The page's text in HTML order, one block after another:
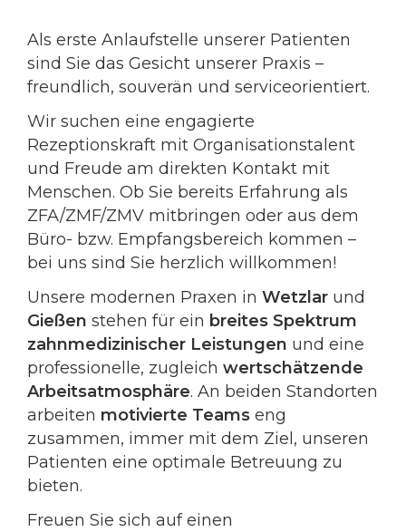
Als erste Anlaufstelle unserer Patienten
sind Sie das Gesicht unserer Praxis –
freundlich, souverän und serviceorientiert.
Wir suchen eine engagierte
Rezeptionskraft mit Organisationstalent
und Freude am direkten Kontakt mit
Menschen. Ob Sie bereits Erfahrung als
ZFA/ZMF/ZMV mitbringen oder aus dem
Büro- bzw. Empfangsbereich kommen –
bei uns sind Sie herzlich willkommen!
Unsere modernen Praxen in Wetzlar und
Gießen stehen für ein breites Spektrum
zahnmedizinischer Leistungen und eine
professionelle, zugleich wertschätzende
Arbeitsatmosphäre. An beiden Standorten
arbeiten motivierte Teams eng
zusammen, immer mit dem Ziel, unseren
Patienten eine optimale Betreuung zu
bieten.
Freuen Sie sich auf einen